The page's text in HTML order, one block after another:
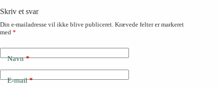
Skriv et svar
Din e-mailadresse vil ikke blive publiceret. Krævede felter er markeret
med *
Navn*
E-mail*